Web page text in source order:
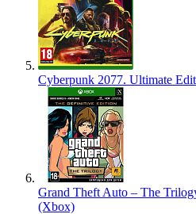
Cyberpunk 2077. Ultimate
Grand Theft Auto – The
(Xbox)